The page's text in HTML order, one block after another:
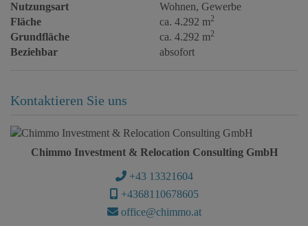
Nutzungsart
Wohnen Gewerbe
Fläche
ca. 4.292 m2
Grundfläche ca. 4.292 m2
Beziehbar absofort
Kontaktieren Sie uns
Chimmo Investment & Relocation Consulting GmbH
+43 13321604
+4368110678605
office@chimmo.at